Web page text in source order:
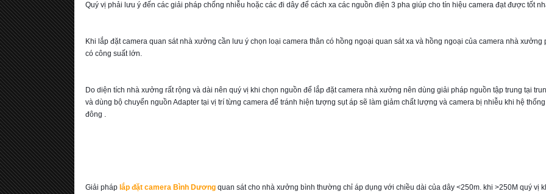
Quý vị phải lưu ý đến các giải pháp chống nhiễu hoặc các đi dây để cách xa các nguồn điện 3 pha giúp cho tín hiệu camera đạt được tốt
Khi lắp đặt camera quan sát nhà xưởng cần lưu ý chọn loại camera thân có hồng ngoại quan sát xa và hồng ngoại của camera nhà xưởng
có công suất lớn.
Do diện tích nhà xưởng rất rộng và dài nên quý vị khi chọn nguồn để lắp đặt camera nhà xưởng nên dùng giải pháp nguồn tập trung tại
và dùng bộ chuyển nguồn Adapter tại vị trí từng camera để tránh hiện tượng sụt áp sẽ làm giảm chất lượng và camera bị nhiễu khi hệ
đông .
Giải pháp lắp đặt camera Bình Dương quan sát cho nhà xưởng bình thường chỉ áp dụng với chiều dài của dây <250m. khi >250M quý vị